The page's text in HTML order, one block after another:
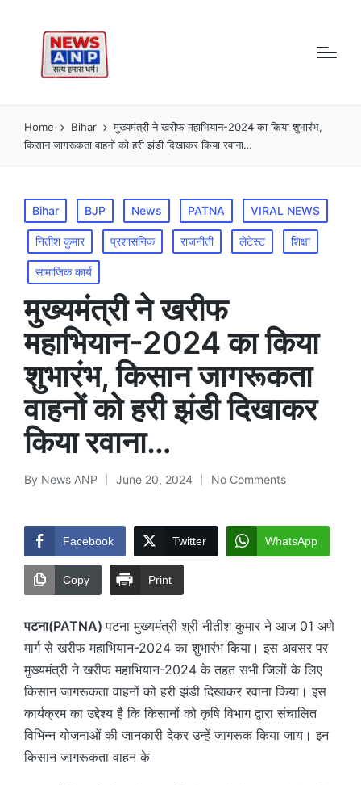
Home Bihar
मुख्यमंत्री ने खरीफ महाभियान-2024 का किया शुभारंभ,
किसान जागरूकता वाहनों को हरी झंडी दिखाकर किया रवाना…
Posted
in
Bihar BJP News PATNA VIRAL NEWS
नितीश कुमार प्रशासनिक राजनीती लेटेस्ट शिक्षा
सामाजिक कार्य
मुख्यमंत्री ने खरीफ
महाभियान-2024 का किया
शुभारंभ, किसान जागरूकता
वाहनों को हरी झंडी दिखाकर
किया रवाना…
Posted
By News ANP June 20, 2024 No Comments
Facebook Twitter WhatsApp
Copy Print
पटना(PATNA)पटना मुख्यमंत्री श्री नीतीश कुमार ने आज 01 अणे
मार्ग से खरीफ महाभियान-2024 का शुभारंभ किया। इस अवसर पर
मुख्यमंत्री ने खरीफ महाभियान-2024 के तहत सभी जिलों के लिए
किसान जागरूकता वाहनों को हरी झंडी दिखाकर रवाना किया। इस
कार्यक्रम का उद्देश्य है कि किसानों को कृषि विभाग द्वारा संचालित
विभिन्न योजनाओं की जानकारी देकर उन्हें जागरूक किया जाय। इन
किसान जागरूकता वाहन के